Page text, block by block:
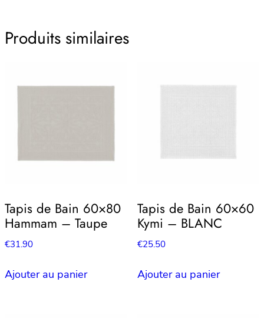
Produits similaires
Tapis de Bain 60×80
Hammam – Taupe
€31.90
Ajouter au panier
Tapis de Bain 60×60
Kymi – BLANC
€25.50
Ajouter au panier